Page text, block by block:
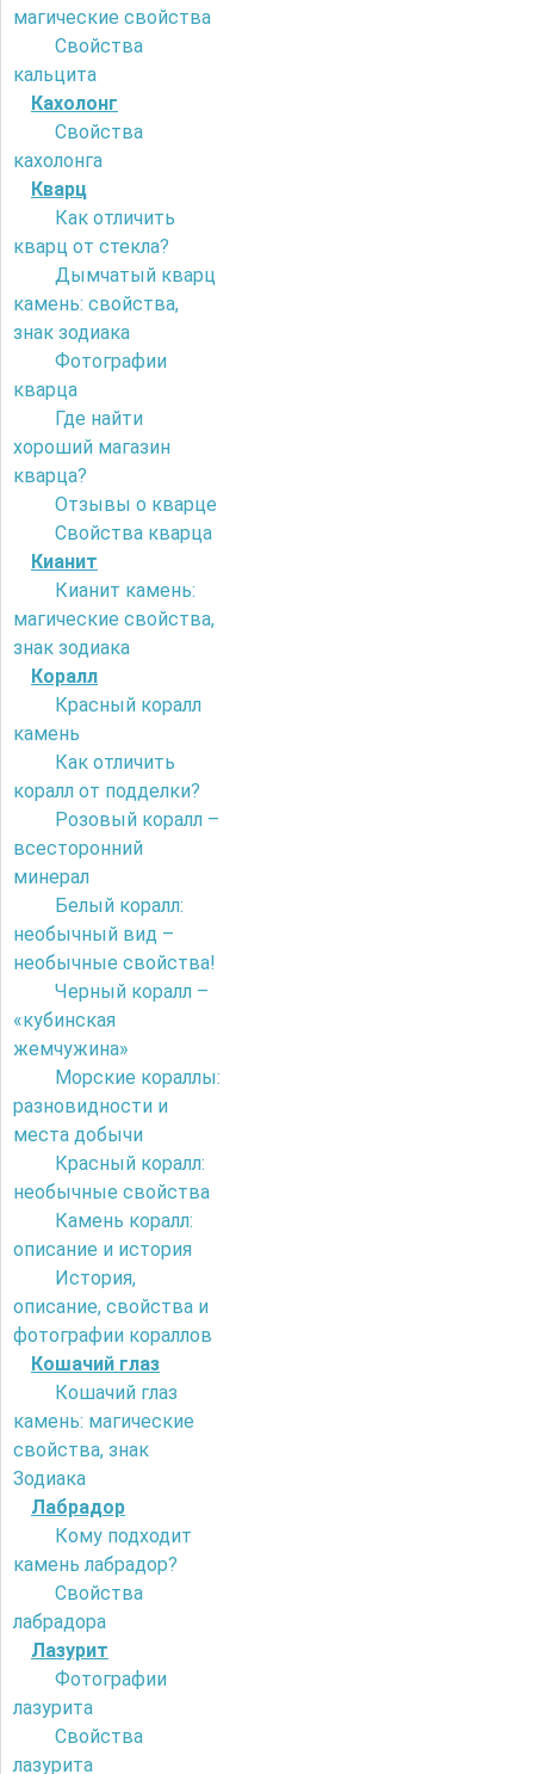
магические свойства
Свойства
кальцита
Кахолонг
Свойства
кахолонга
Кварц
Как отличить
кварц от стекла?
Дымчатый кварц
камень: свойства,
знак зодиака
Фотографии
кварца
Где найти
хороший магазин
кварца?
Отзывы о кварце
Свойства кварца
Кианит
Кианит камень:
магические свойства,
знак зодиака
Коралл
Красный коралл
камень
Как отличить
коралл от подделки?
Розовый коралл –
всесторонний
минерал
Белый коралл:
необычный вид –
необычные свойства!
Черный коралл –
«кубинская
жемчужина»
Морские кораллы:
разновидности и
места добычи
Красный коралл:
необычные свойства
Камень коралл:
описание и история
История,
описание, свойства и
фотографии кораллов
Кошачий глаз
Кошачий глаз
камень: магические
свойства, знак
Зодиака
Лабрадор
Кому подходит
камень лабрадор?
Свойства
лабрадора
Лазурит
Фотографии
лазурита
Свойства
лазурита